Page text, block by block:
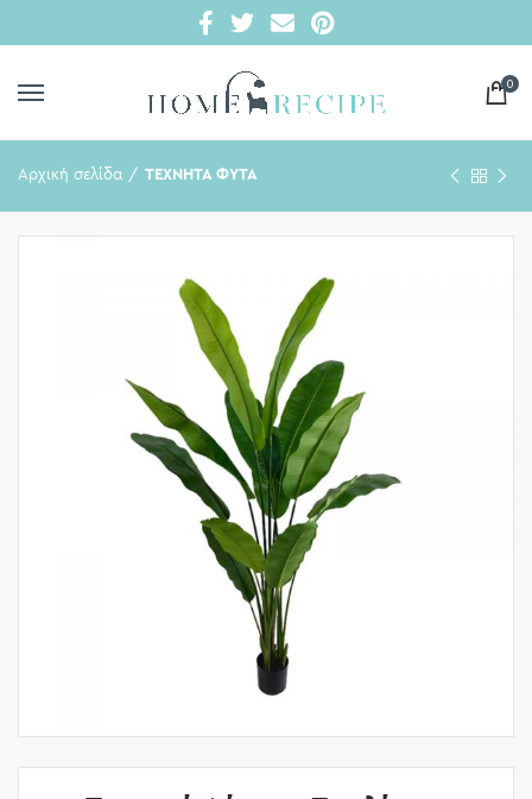
0
Αρχική σελίδα ΤΕΧΝΗΤΑ ΦΥΤΑ